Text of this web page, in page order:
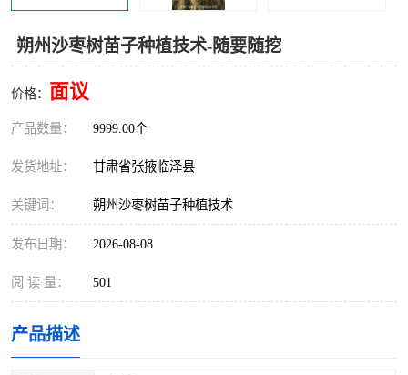
朔州沙枣树苗子种植技术-随要随挖
价格： 面议
产品数量： 9999.00个
发货地址： 甘肃省张掖临泽县
关键词： 朔州沙枣树苗子种植技术
发布日期： 2026-08-08
阅 读 量： 501
产品描述